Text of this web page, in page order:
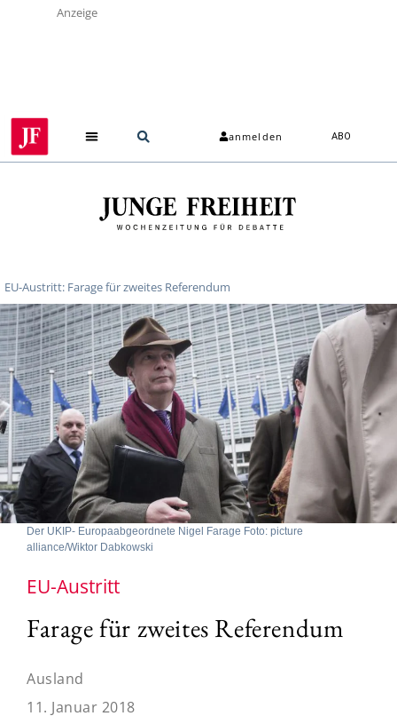
Anzeige
anmelden ABO
EU-Austritt: Farage für zweites Referendum
Der UKIP- Europaabgeordnete Nigel Farage Foto: picture
alliance/Wiktor Dabkowski
EU-Austritt
Farage für zweites Referendum
Ausland
11. Januar 2018